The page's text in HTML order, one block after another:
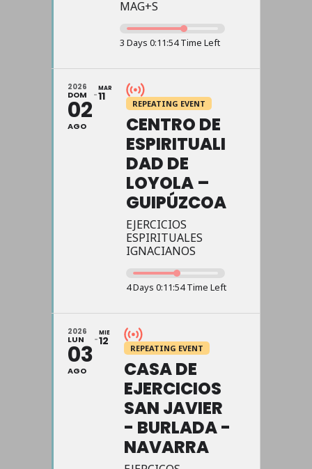
MAG+S
3 Days 0:11:54 Time Left
2026
DOM
02
AGO
MAR
11
REPEATING EVENT
CENTRO DE
ESPIRITUALI
DAD DE
LOYOLA –
GUIPÚZCOA
EJERCICIOS
ESPIRITUALES
IGNACIANOS
4 Days 0:11:54 Time Left
2026
LUN
03
AGO
MIE
12
REPEATING EVENT
CASA DE
EJERCICIOS
SAN JAVIER
- BURLADA -
NAVARRA